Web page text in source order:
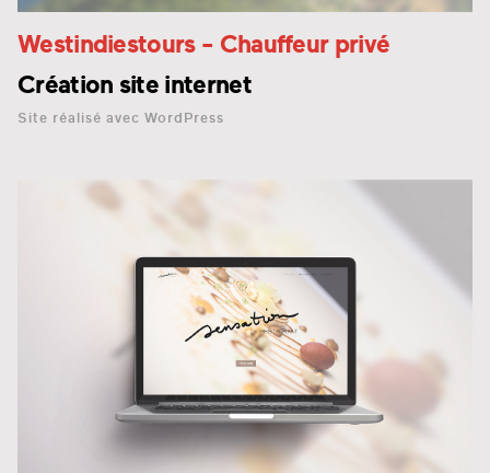
Westindiestours - Chauffeur privé
Création site internet
Site réalisé avec WordPress